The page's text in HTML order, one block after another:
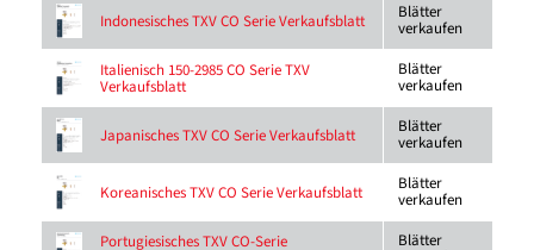
Indonesisches TXV CO Serie Verkaufsblatt Blätter
verkaufen
Italienisch 150-2985 CO Serie TXV
Verkaufsblatt
Blätter
verkaufen
Japanisches TXV CO Serie Verkaufsblatt Blätter
verkaufen
Koreanisches TXV CO Serie Verkaufsblatt Blätter
verkaufen
Portugiesisches TXV CO-Serie
Blätter